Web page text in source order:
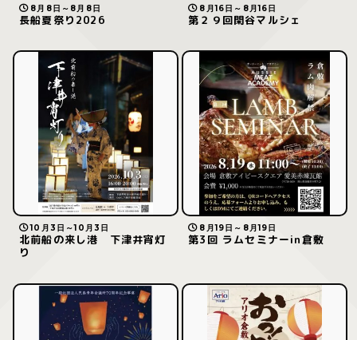
8月8日～8月8日
長船夏祭り2026
8月16日～8月16日
第２９回閑谷マルシェ
10月3日～10月3日
北前船の来し港 下津井宵灯
り
8月19日～8月19日
第3回 ラムセミナーin倉敷